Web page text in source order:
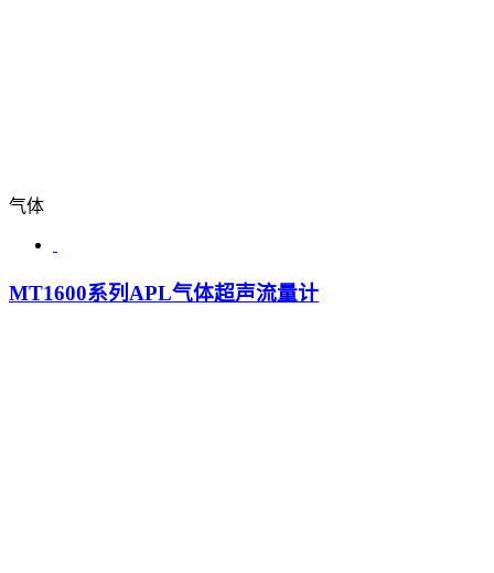
气体
MT1600系列APL气体超声流量计